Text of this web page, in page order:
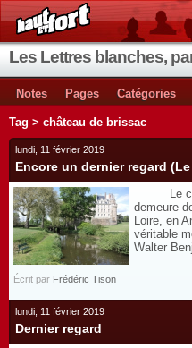
Les Lettres blanches,
Notes Pages Catégories
Tag > château de brissac
lundi, 11 février 2019
Encore un dernier regard
Le
demeure
Loire, en
véritable
Walter
Écrit par Frédéric Tison
lundi, 11 février 2019
Dernier regard